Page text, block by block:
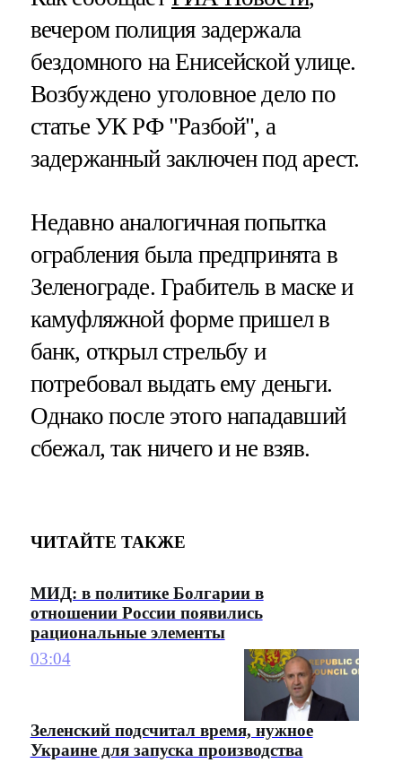
вечером полиция задержала
бездомного на Енисейской улице.
Возбуждено уголовное дело по
статье УК РФ "Разбой", а
задержанный заключен под арест.
Недавно аналогичная попытка
ограбления была предпринята в
Зеленограде. Грабитель в маске и
камуфляжной форме пришел в
банк, открыл стрельбу и
потребовал выдать ему деньги.
Однако после этого нападавший
сбежал, так ничего и не взяв.
ЧИТАЙТЕ ТАКЖЕ
МИД: в политике Болгарии в
отношении России появились
рациональные элементы
03:04
Зеленский подсчитал время, нужное
Украине для запуска производства